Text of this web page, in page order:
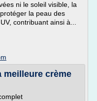
ni le soleil visible, la
la peau des
contribuant ainsi à...
meilleure crème